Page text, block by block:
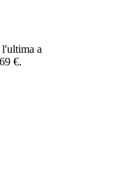
l'ultima a
€.